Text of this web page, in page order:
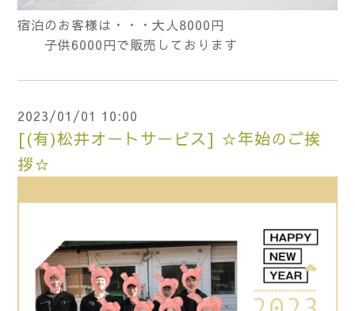
宿泊のお客様は・・・大人8000円
子供6000円で販売しております
2023/01/01 10:00
[(有)松井オートサービス] ☆年始のご挨
拶☆